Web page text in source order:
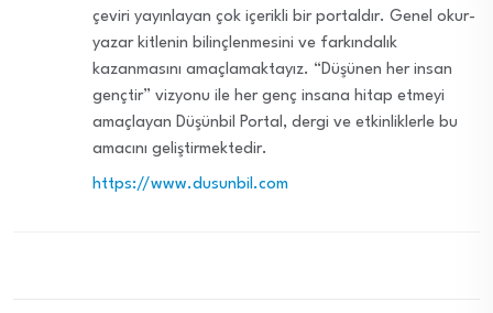
çeviri yayınlayan çok içerikli bir portaldır. Genel okur-
yazar kitlenin bilinçlenmesini ve farkındalık
kazanmasını amaçlamaktayız. “Düşünen her insan
gençtir” vizyonu ile her genç insana hitap etmeyi
amaçlayan Düşünbil Portal, dergi ve etkinliklerle bu
amacını geliştirmektedir.
https://www.dusunbil.com